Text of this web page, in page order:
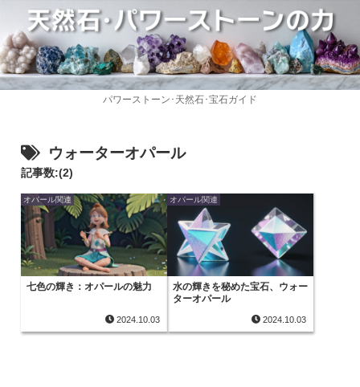
パワーストーン･天然石･宝石ガイド
ウォーターオパール
記事数:(2)
オパール関連
七色の輝き：オパールの魅力
2024.10.03
オパール関連
水の輝きを秘めた宝石、ウォー
ターオパール
2024.10.03